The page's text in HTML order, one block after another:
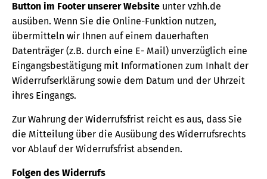
Button im Footer unserer Website unter vzhh.de
ausüben. Wenn Sie die Online-Funktion nutzen,
übermitteln wir Ihnen auf einem dauerhaften
Datenträger (z.B. durch eine E- Mail) unverzüglich eine
Eingangsbestätigung mit Informationen zum Inhalt der
Widerrufserklärung sowie dem Datum und der Uhrzeit
ihres Eingangs.
Zur Wahrung der Widerrufsfrist reicht es aus, dass Sie
die Mitteilung über die Ausübung des Widerrufsrechts
vor Ablauf der Widerrufsfrist absenden.
Folgen des Widerrufs